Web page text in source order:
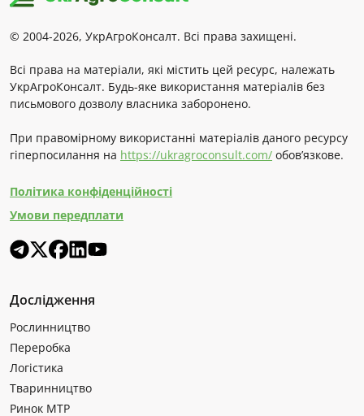
© 2004-2026, УкрАгроКонсалт. Всі права захищені.
Всі права на матеріали, які містить цей ресурс, належать
УкрАгроКонсалт. Будь-яке використання матеріалів без
письмового дозволу власника заборонено.
При правомірному використанні матеріалів даного ресурсу
гіперпосилання на https://ukragroconsult.com/ обов’язкове.
Політика конфіденційності
Умови передплати
Дослідження
Рослинництво
Переробка
Логістика
Тваринництво
Ринок МТР